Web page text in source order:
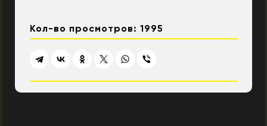
Кол-во просмотров: 1995